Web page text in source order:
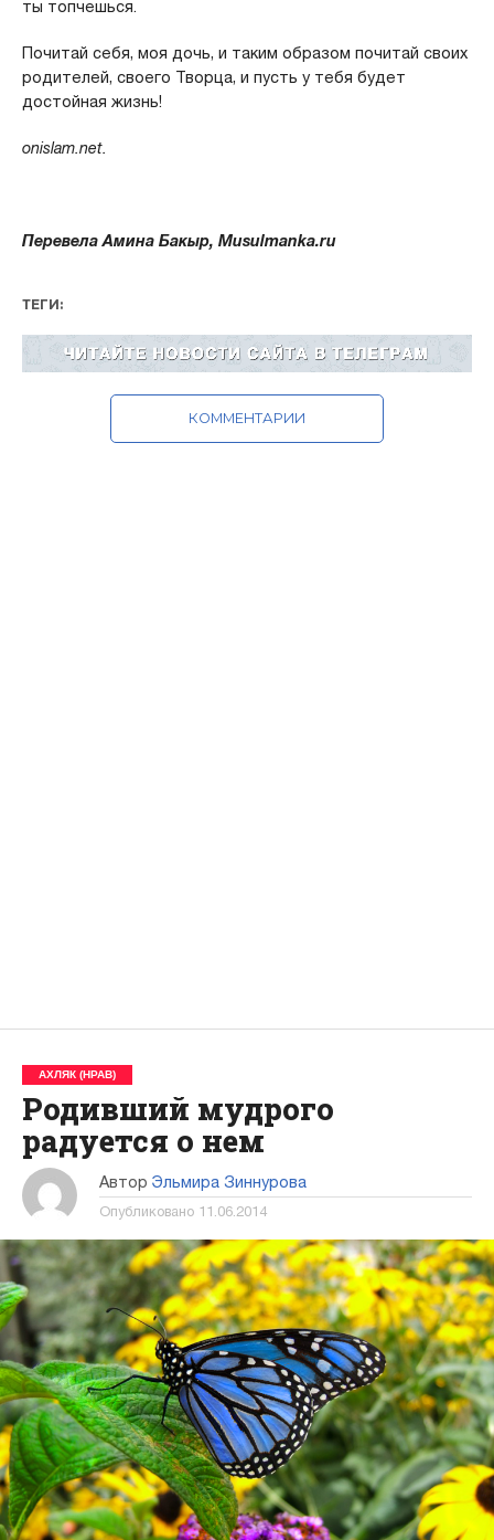
ты топчешься.
Почитай себя, моя дочь, и таким образом почитай своих
родителей, своего Творца, и пусть у тебя будет
достойная жизнь!
onislam.net.
Перевела Амина Бакыр, Musulmanka.ru
ТЕГИ:
КОММЕНТАРИИ
АХЛЯК (НРАВ)
Родивший мудрого
радуется о нем
Автор Эльмира Зиннурова
Опубликовано 11.06.2014